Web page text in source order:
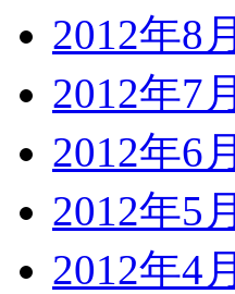
2012年8月
2012年7月
2012年6月
2012年5月
2012年4月